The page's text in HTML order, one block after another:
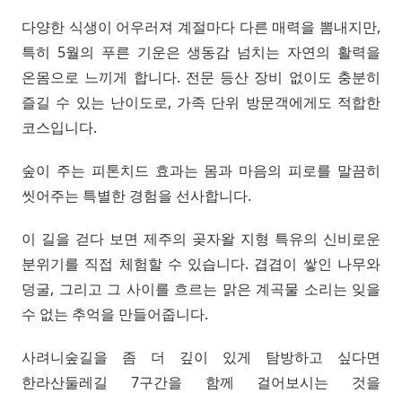
다양한 식생이 어우러져 계절마다 다른 매력을 뽐내지만,
특히 5월의 푸른 기운은 생동감 넘치는 자연의 활력을
온몸으로 느끼게 합니다. 전문 등산 장비 없이도 충분히
즐길 수 있는 난이도로, 가족 단위 방문객에게도 적합한
코스입니다.
숲이 주는 피톤치드 효과는 몸과 마음의 피로를 말끔히
씻어주는 특별한 경험을 선사합니다.
이 길을 걷다 보면 제주의 곶자왈 지형 특유의 신비로운
분위기를 직접 체험할 수 있습니다. 겹겹이 쌓인 나무와
덩굴, 그리고 그 사이를 흐르는 맑은 계곡물 소리는 잊을
수 없는 추억을 만들어줍니다.
사려니숲길을 좀 더 깊이 있게 탐방하고 싶다면
한라산둘레길 7구간을 함께 걸어보시는 것을